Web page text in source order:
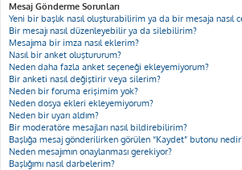
Mesaj Gönderme Sorunları
Yeni bir başlık nasıl oluşturabilirim ya da bir mesaja nasıl
Bir mesajı nasıl düzenleyebilir ya da silebilirim?
Mesajıma bir imza nasıl eklerim?
Nasıl bir anket oluştururum?
Neden daha fazla anket seçeneği ekleyemiyorum?
Bir anketi nasıl değiştirir veya silerim?
Neden bir foruma erişimim yok?
Neden dosya ekleri ekleyemiyorum?
Neden bir uyarı aldım?
Bir moderatöre mesajları nasıl bildirebilirim?
Başlığa mesaj gönderilirken görülen “Kaydet” butonu
Neden mesajımın onaylanması gerekiyor?
Başlığımı nasıl darbelerim?